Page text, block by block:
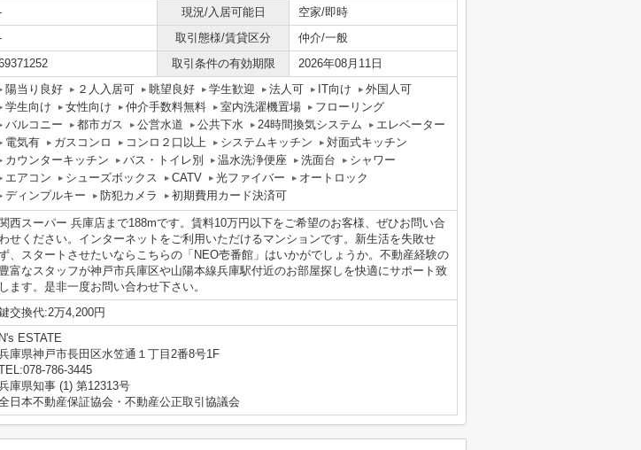
現況/入居可能日
空家/即時
取引態様/賃貸区分
仲介/一般
取引条件の有効期限 2026年08月11日
陽当り良好 ２人入居可 眺望良好 学生歓迎 法人可 IT向け
外国人可
学生向け
女性向け 仲介手数料無料 室内洗濯機置場
フローリング
バルコニー
都市ガス 公営水道 公共下水 24時間換気システム
エレベーター
電気有
ガスコンロ コンロ２口以上 システムキッチン
対面式キッチン
カウンターキッチン
バス・トイレ別 温水洗浄便座 洗面台
シャワー
エアコン
シューズボックス CATV 光ファイバー
オートロック
ディンプルキー
防犯カメラ 初期費用カード決済可
関西スーパー 兵庫店まで188mです。賃料10万円以下をご希望のお客様、ぜひお問い合
せください。インターネットをご利用いただけるマンションです。新生活を失敗せ
、スタートさせたいならこちらの「NEO壱番館」はいかがでしょうか。不動産経験の
豊富なスタッフが神戸市兵庫区や山陽本線兵庫駅付近のお部屋探しを快適にサポート致
します。是非一度お問い合わせ下さい。
交換代:2万4,200円
N's ESTATE
庫県神戸市長田区水笠通１丁目2番8号1F
786-3445
庫県知事 (1) 第12313号
日本不動産保証協会・不動産公正取引協議会